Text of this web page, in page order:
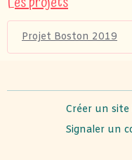
Projet Boston 2019
Créer un
Signaler un